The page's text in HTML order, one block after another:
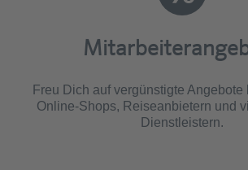
Freu Dich auf vergünstigte Angebote
Online-Shops, Reiseanbietern und
Dienstleistern.